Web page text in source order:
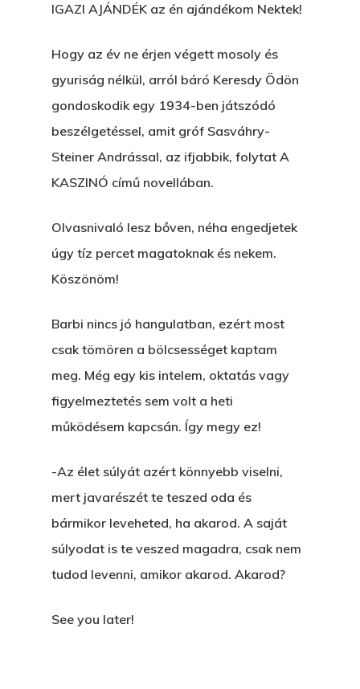
IGAZI AJÁNDÉK az én ajándékom Nektek!
Hogy az év ne érjen végett mosoly és
gyuriság nélkül, arról báró Keresdy Ödön
gondoskodik egy 1934-ben játszódó
beszélgetéssel, amit gróf Sasváhry-
Steiner Andrással, az ifjabbik, folytat A
KASZINÓ című novellában.
Olvasnivaló lesz bőven, néha engedjetek
úgy tíz percet magatoknak és nekem.
Köszönöm!
Barbi nincs jó hangulatban, ezért most
csak tömören a bölcsességet kaptam
meg. Még egy kis intelem, oktatás vagy
figyelmeztetés sem volt a heti
működésem kapcsán. Így megy ez!
-Az élet súlyát azért könnyebb viselni,
mert javarészét te teszed oda és
bármikor leveheted, ha akarod. A saját
súlyodat is te veszed magadra, csak nem
tudod levenni, amikor akarod. Akarod?
See you later!